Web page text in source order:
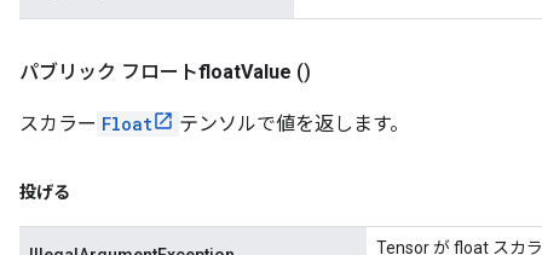
パブリック フロートfloatValue ()
スカラー Float テンソルで値を返します。
投げる
Tensor が float スカ